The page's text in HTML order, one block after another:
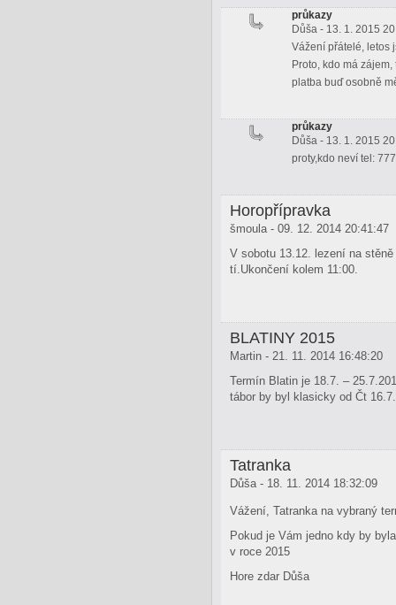
průkazy
Důša - 13. 1. 2015
Vážení přátelé, letos
Proto, kdo má
platba buď osobně
průkazy
Důša - 13. 1. 2015
proty,kdo neví tel:
Horopřípravka
šmoula - 09. 12. 2014 20:41:47
V sobotu 13.12. lezení na
tí.Ukončení kolem 11:00.
BLATINY 2015
Martin - 21. 11. 2014 16:48:20
Termín Blatin je 18.7. –
tábor by byl klasicky od Čt
Tatranka
Důša - 18. 11. 2014 18:32:09
Vážení, Tatranka na vybraný
Pokud je Vám jedno kdy by
v roce 2015
Hore zdar Důša